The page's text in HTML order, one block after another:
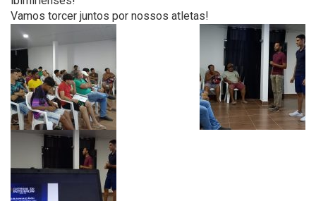
Vamos torcer juntos por nossos atletas!